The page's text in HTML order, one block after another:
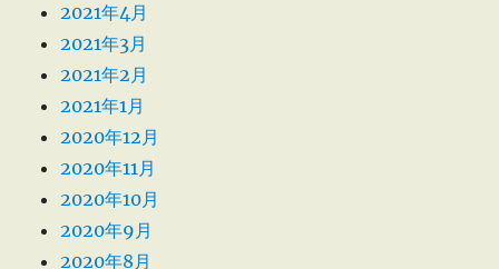
2021年4月
2021年3月
2021年2月
2021年1月
2020年12月
2020年11月
2020年10月
2020年9月
2020年8月